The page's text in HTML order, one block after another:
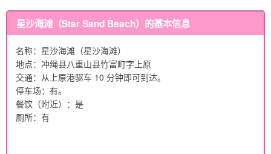
星沙海滩（Star Sand Beach）的基本信息
名称：星沙海滩（星沙海滩）
地点：冲绳县八重山县竹富町字上原
交通：从上原港驱车 10 分钟即可到达。
停车场：有。
餐饮（附近）：是
厕所：有